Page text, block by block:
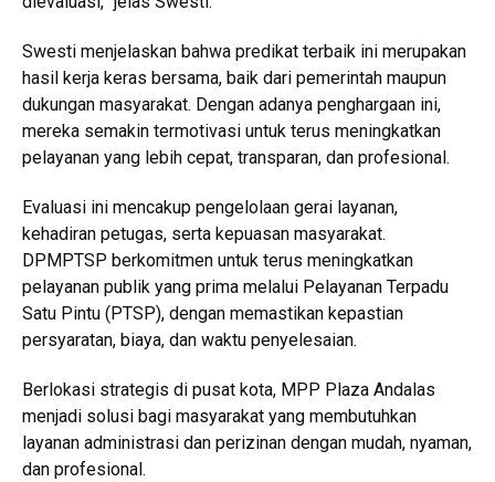
Swesti menjelaskan bahwa predikat terbaik ini merupakan
hasil kerja keras bersama, baik dari pemerintah maupun
dukungan masyarakat. Dengan adanya penghargaan ini,
mereka semakin termotivasi untuk terus meningkatkan
pelayanan yang lebih cepat, transparan, dan profesional.
Evaluasi ini mencakup pengelolaan gerai layanan,
kehadiran petugas, serta kepuasan masyarakat.
DPMPTSP berkomitmen untuk terus meningkatkan
pelayanan publik yang prima melalui Pelayanan Terpadu
Satu Pintu (PTSP), dengan memastikan kepastian
persyaratan, biaya, dan waktu penyelesaian.
Berlokasi strategis di pusat kota, MPP Plaza Andalas
menjadi solusi bagi masyarakat yang membutuhkan
layanan administrasi dan perizinan dengan mudah, nyaman,
dan profesional.